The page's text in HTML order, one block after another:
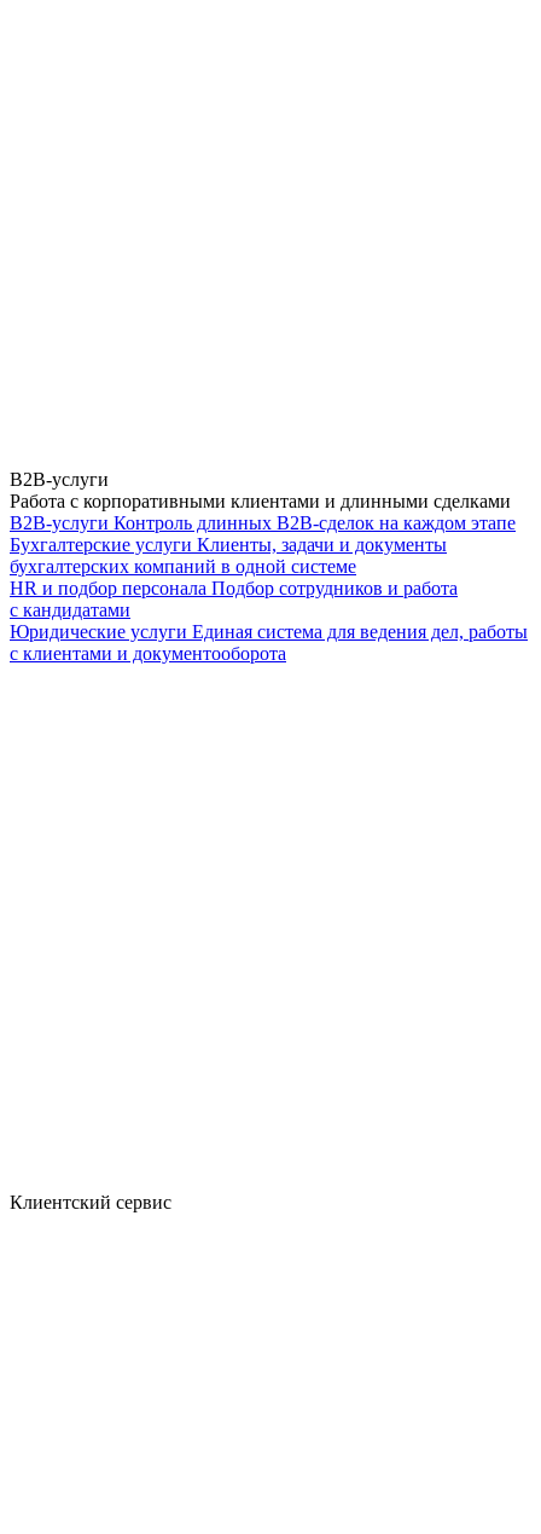
B2B-услуги
Работа с корпоративными клиентами и длинными сделками
B2B-услуги Контроль длинных B2B-сделок на каждом этапе
Бухгалтерские услуги Клиенты, задачи и документы
бухгалтерских компаний в одной системе
HR и подбор персонала Подбор сотрудников и работа
с кандидатами
Юридические услуги Единая система для ведения дел, работы
с клиентами и документооборота
Клиентский сервис